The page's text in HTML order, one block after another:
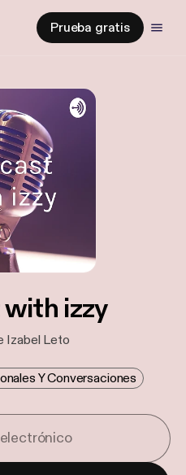
Prueba gratis
izzy
Izabel Leto
Y Conversaciones